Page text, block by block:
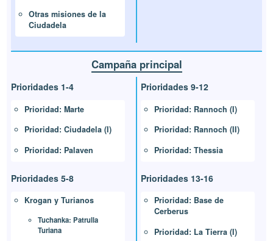
Otras misiones de la
Ciudadela
Campaña principal
Prioridades 1-4
Prioridad: Marte
Prioridad: Ciudadela (I)
Prioridad: Palaven
Prioridades 5-8
Krogan y Turianos
Tuchanka: Patrulla
Turiana
Prioridades 9-12
Prioridad: Rannoch (I)
Prioridad: Rannoch (II)
Prioridad: Thessia
Prioridades 13-16
Prioridad: Base de
Cerberus
Prioridad: La Tierra (I)